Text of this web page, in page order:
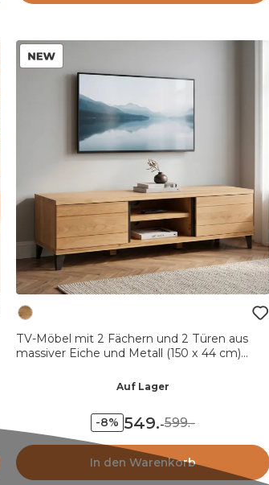
TV-Möbel mit 2 Fächern und 2 Türen aus
massiver Eiche und Metall (150 x 44 cm)
Auf Lager
-8% 549.-599.-
In den Warenkorb